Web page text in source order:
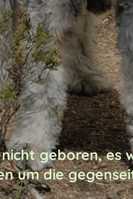
nicht geboren, es
um die